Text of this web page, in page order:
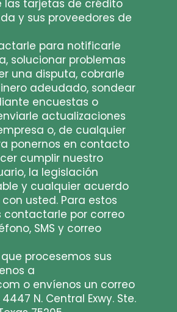
las tarjetas de crédito
y sus proveedores de
para notificarle
solucionar problemas
una disputa, cobrarle
adeudado, sondear
encuestas o
actualizaciones
o, de cualquier
ponernos en contacto
cumplir nuestro
la legislación
y cualquier acuerdo
usted. Para estos
contactarle por correo
SMS y correo
procesemos sus
a
o envíenos un correo
4447 N. Central Exwy. Ste.